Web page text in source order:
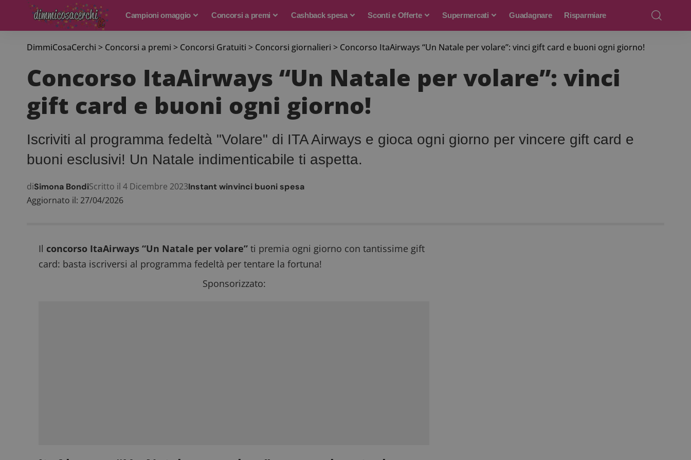
Campioni omaggio Concorsi a premi Cashback spesa Sconti e Offerte Supermercati Guadagnare Risparmiare
DimmiCosaCerchi > Concorsi a premi > Concorsi Gratuiti > Concorsi giornalieri > Concorso ItaAirways “Un Natale per volare”: vinci gift card e buoni ogni giorno!
Concorso ItaAirways “Un Natale per volare”: vinci
gift card e buoni ogni giorno!
Iscriviti al programma fedeltà "Volare" di ITA Airways e gioca ogni giorno per vincere gift card e
buoni esclusivi! Un Natale indimenticabile ti aspetta.
Aggiornato il: 27/04/2026
diSimona BondiScritto il 4 Dicembre 2023Instant winvinci buoni spesa
Il concorso ItaAirways “Un Natale per volare” ti premia ogni giorno con tantissime gift
card: basta iscriversi al programma fedeltà per tentare la fortuna!
Sponsorizzato: